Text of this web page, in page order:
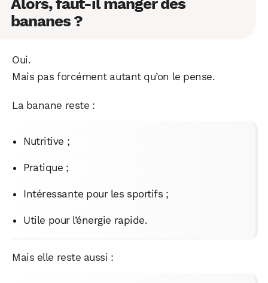
bananes ?
Oui.
Mais pas forcément autant qu’on le pense.
La banane reste :
Nutritive ;
Pratique ;
Intéressante pour les sportifs ;
Utile pour l’énergie rapide.
Mais elle reste aussi :